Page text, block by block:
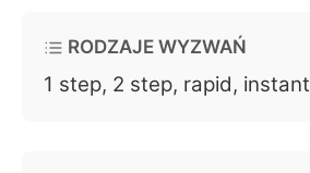
RODZAJE WYZWAŃ
1 step, 2 step, rapid, instant